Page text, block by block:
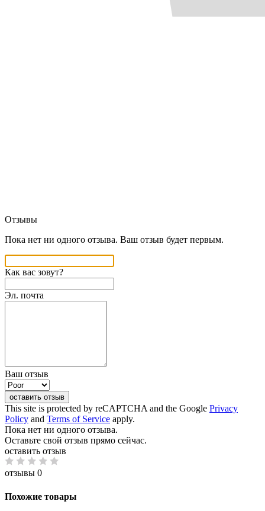
Отзывы
Пока нет ни одного отзыва. Ваш отзыв будет первым.
Как вас зовут?
Эл. почта
Ваш отзыв
оставить отзыв
This site is protected by reCAPTCHA and the Google Privacy
Policy and Terms of Service apply.
Пока нет ни одного отзыва.
Оставьте свой отзыв прямо сейчас.
оставить отзыв
отзывы 0
Похожие товары